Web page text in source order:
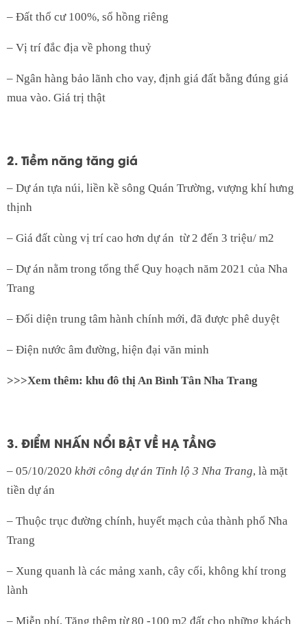
– Đất thổ cư 100%, sổ hồng riêng
– Vị trí đắc địa về phong thuỷ
– Ngân hàng bảo lãnh cho vay, định giá đất bằng đúng giá
mua vào. Giá trị thật
2. Tiềm năng tăng giá
– Dự án tựa núi, liền kề sông Quán Trường, vượng khí hưng
thịnh
– Giá đất cùng vị trí cao hơn dự án từ 2 đến 3 triệu/ m2
– Dự án nằm trong tổng thể Quy hoạch năm 2021 của Nha
Trang
– Đối diện trung tâm hành chính mới, đã được phê duyệt
– Điện nước âm đường, hiện đại văn minh
>>>Xem thêm: khu đô thị An Bình Tân Nha Trang
3. ĐIỂM NHẤN NỔI BẬT VỀ HẠ TẦNG
– 05/10/2020 khởi công dự án Tỉnh lộ 3 Nha Trang, là mặt
tiền dự án
– Thuộc trục đường chính, huyết mạch của thành phố Nha
Trang
– Xung quanh là các mảng xanh, cây cối, không khí trong
lành
– Miễn phí, Tặng thêm từ 80 -100 m2 đất cho những khách